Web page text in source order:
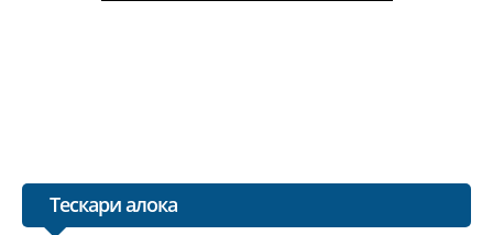
Тескари алока